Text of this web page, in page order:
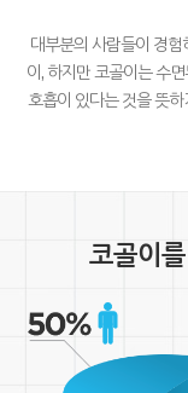
대부분의 사람들이 경
이, 하지만 코골이는 수
호흡이 있다는 것을 뜻하
코골이